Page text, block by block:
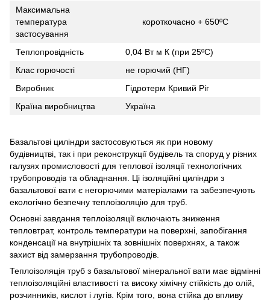
Максимальна
температура
застосування
короткочасно + 650ºС
Теплопровідність
0,04 Вт м К (при 25ºС)
Клас горючості
не горючий (НГ)
Виробник
Гідротерм Кривий Ріг
Країна виробництва
Україна
Базальтові циліндри застосовуються як при новому
будівництві, так і при реконструкції будівель та споруд у різних
галузях промисловості для теплової ізоляції технологічних
трубопроводів та обладнання. Ці ізоляційні циліндри з
базальтової вати є негорючими матеріалами та забезпечують
екологічно безпечну теплоізоляцію для труб.
Основні завдання теплоізоляції включають зниження
тепловтрат, контроль температури на поверхні, запобігання
конденсації на внутрішніх та зовнішніх поверхнях, а також
захист від замерзання трубопроводів.
Теплоізоляція труб з базальтової мінеральної вати має відмінні
теплоізоляційні властивості та високу хімічну стійкість до олій,
розчинників, кислот і лугів. Крім того, вона стійка до впливу